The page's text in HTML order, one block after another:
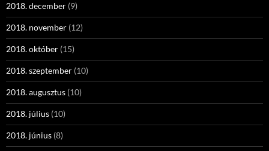
2018. december (9)
2018. november (12)
2018. október (15)
2018. szeptember (10)
2018. augusztus (10)
2018. július (10)
2018. június (8)